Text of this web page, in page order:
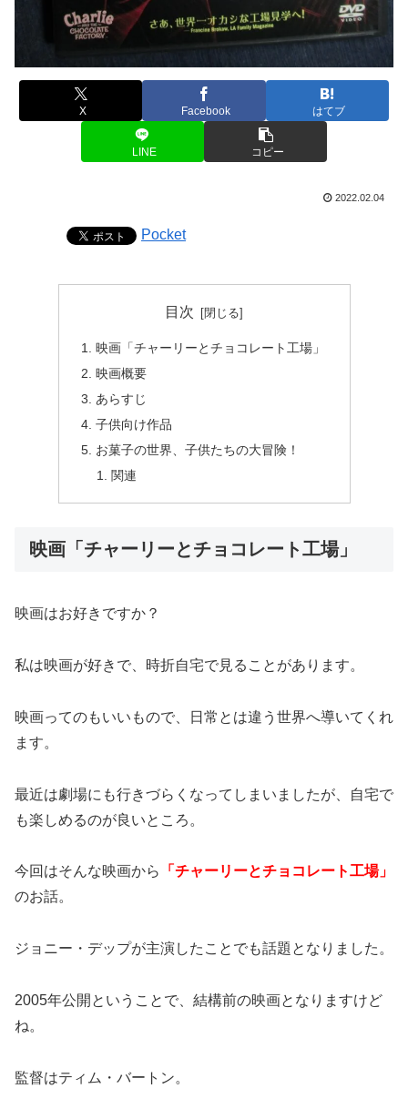
X Facebook はてブ
LINE コピー
2022.02.04
Pocket
目次
映画「チャーリーとチョコレート工場」
映画概要
あらすじ
子供向け作品
お菓子の世界、子供たちの大冒険！
関連
映画「チャーリーとチョコレート工場」
映画はお好きですか？
私は映画が好きで、時折自宅で見ることがあります。
映画ってのもいいもので、日常とは違う世界へ導いてくれ
ます。
最近は劇場にも行きづらくなってしまいましたが、自宅で
も楽しめるのが良いところ。
今回はそんな映画から
「チャーリーとチョコレート工場」
のお話。
ジョニー・デップが主演したことでも話題となりました。
2005年公開ということで、結構前の映画となりますけど
ね。
監督はティム・バートン。